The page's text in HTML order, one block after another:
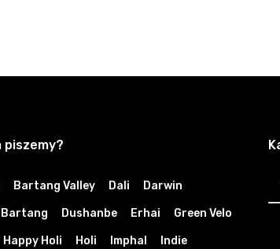
piszemy?
Bartang Valley Dali Darwin
Bartang Dushanbe Erhai Green Velo
Happy Holi Holi Imphal Indie